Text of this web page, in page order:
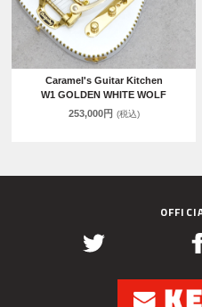
Caramel's Guitar Kitchen
W1 GOLDEN WHITE WOLF
253,000円 (税込)